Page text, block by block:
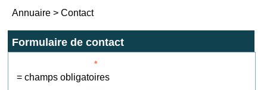
Annuaire >Contact
Formulaire de contact
*
= champs obligatoires